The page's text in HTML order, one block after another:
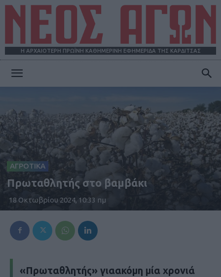
Η ΑΡΧΑΙΟΤΕΡΗ ΠΡΩΪΝΗ ΚΑΘΗΜΕΡΙΝΗ ΕΦΗΜΕΡΙΔΑ ΤΗΣ ΚΑΡΔΙΤΣΑΣ
ΑΓΩΝ
ΑΓΡΟΤΙΚΑ
Πρωταθλητής στο βαμβάκι
18 Οκτωβρίου 2024, 10:33 πμ
«Πρωταθλητής» γιαακόμη μία χρονιά